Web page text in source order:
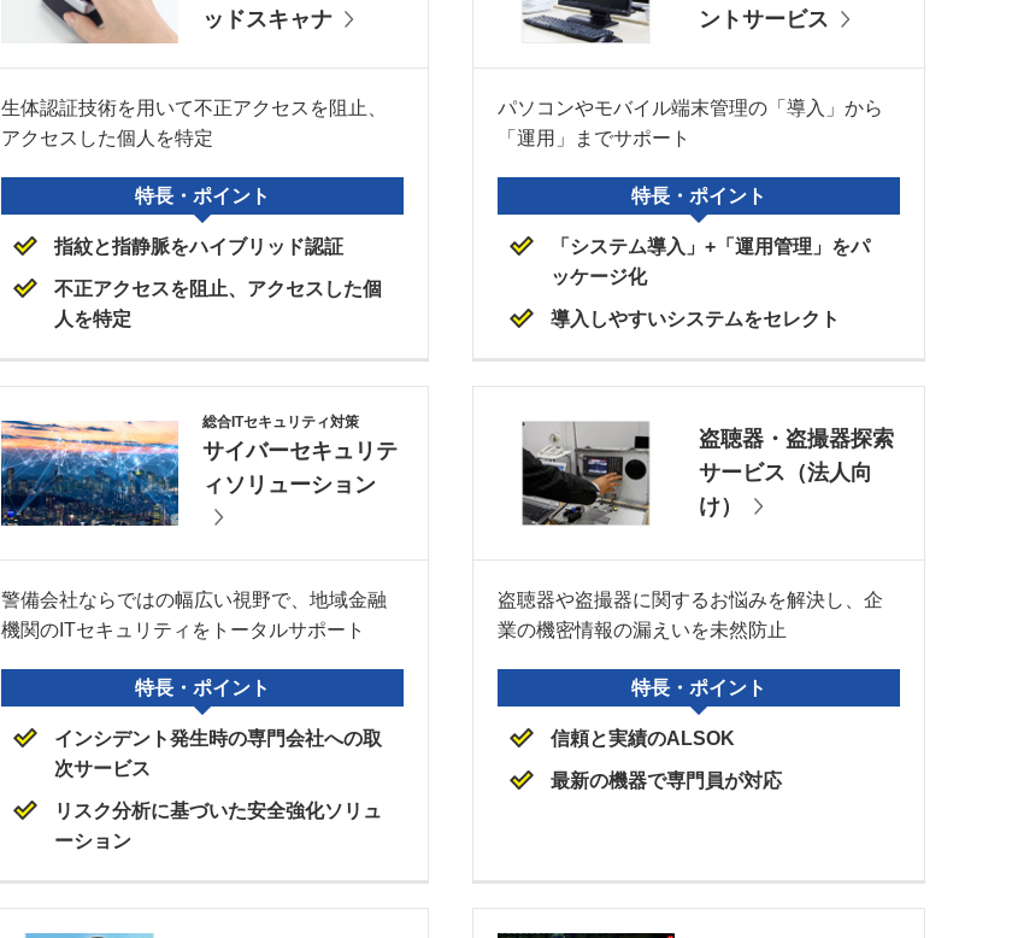
ッドスキャナ
生体認証技術を用いて不正アクセスを阻止、
アクセスした個人を特定
特長・ポイント
指紋と指静脈をハイブリッド認証
不正アクセスを阻止、アクセスした個
人を特定
ントサービス
パソコンやモバイル端末管理の「導入」から
「運用」までサポート
特長・ポイント
「システム導入」+「運用管理」をパ
ッケージ化
導入しやすいシステムをセレクト
総合ITセキュリティ対策
サイバーセキュリテ
ィソリューション
警備会社ならではの幅広い視野で、地域金融
機関のITセキュリティをトータルサポート
特長・ポイント
インシデント発生時の専門会社への取
次サービス
リスク分析に基づいた安全強化ソリュ
ーション
盗聴器・盗撮器探索
サービス（法人向
け）
盗聴器や盗撮器に関するお悩みを解決し、企
業の機密情報の漏えいを未然防止
特長・ポイント
信頼と実績のALSOK
最新の機器で専門員が対応